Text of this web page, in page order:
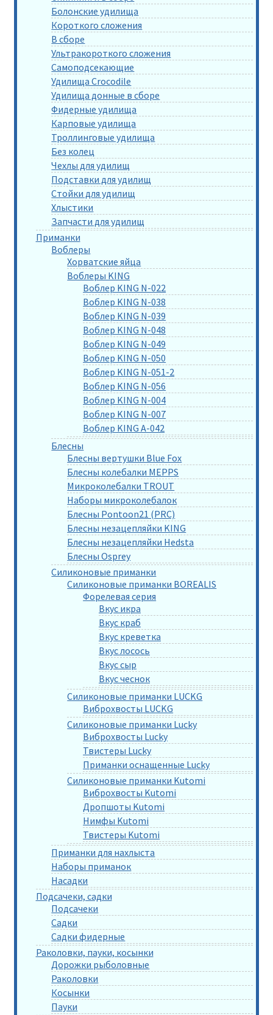
Болонские удилища
Короткого сложения
В сборе
Ультракороткого сложения
Самоподсекающие
Удилища Crocodile
Удилища донные в сборе
Фидерные удилища
Карповые удилища
Троллинговые удилища
Без колец
Чехлы для удилищ
Подставки для удилищ
Стойки для удилищ
Хлыстики
Запчасти для удилищ
Приманки
Воблеры
Хорватские яйца
Воблеры KING
Воблер KING N-022
Воблер KING N-038
Воблер KING N-039
Воблер KING N-048
Воблер KING N-049
Воблер KING N-050
Воблер KING N-051-2
Воблер KING N-056
Воблер KING N-004
Воблер KING N-007
Воблер KING A-042
Блесны
Блесны вертушки Blue Fox
Блесны колебалки MEPPS
Микроколебалки TROUT
Наборы микроколебалок
Блесны Pontoon21 (PRC)
Блесны незацепляйки KING
Блесны незацепляйки Hedsta
Блесны Osprey
Силиконовые приманки
Силиконовые приманки BOREALIS
Форелевая серия
Вкус икра
Вкус краб
Вкус креветка
Вкус лосось
Вкус сыр
Вкус чеснок
Силиконовые приманки LUCKG
Виброхвосты LUCKG
Силиконовые приманки Lucky
Виброхвосты Lucky
Твистеры Lucky
Приманки оснащенные Lucky
Силиконовые приманки Kutomi
Виброхвосты Kutomi
Дропшоты Kutomi
Нимфы Kutomi
Твистеры Kutomi
Приманки для нахлыста
Наборы приманок
Насадки
Подсачеки, садки
Подсачеки
Садки
Садки фидерные
Раколовки, пауки, косынки
Дорожки рыболовные
Раколовки
Косынки
Пауки